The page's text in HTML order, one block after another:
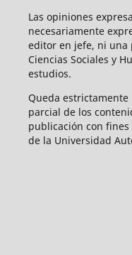
Las opiniones
necesariamente
editor en jefe, ni una
Ciencias Sociales y
estudios.
Queda
parcial de los
publicación con
de la Universidad